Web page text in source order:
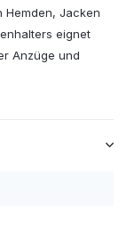
Hemden, Jacken
eignet
Anzüge und